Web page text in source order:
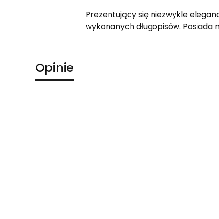
Prezentujący się niezwykle
wykonanych długopisów.
Opinie